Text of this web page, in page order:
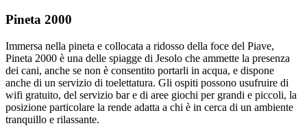
Pineta 2000
Immersa nella pineta e collocata a ridosso della foce del Piave,
Pineta 2000 è una delle spiagge di Jesolo che ammette la presenza
dei cani, anche se non è consentito portarli in acqua, e dispone
anche di un servizio di toelettatura. Gli ospiti possono usufruire di
wifi gratuito, del servizio bar e di aree giochi per grandi e piccoli, la
posizione particolare la rende adatta a chi è in cerca di un ambiente
tranquillo e rilassante.